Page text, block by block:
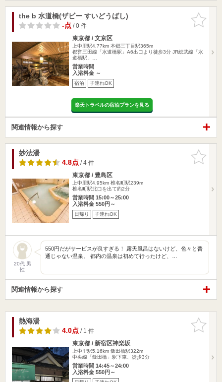
お気に入
りに追加
the b 水道橋(ザビー すいどうばし)
-点/ 0 件
東京都 / 文京区
上中里駅4.77km 本郷三丁目駅365m
都営三田線「水道橋駅」A6出口より徒歩3分 JR総武線「水
道橋駅」…
営業時間
入浴料金 ～
宿泊 子連れOK
楽天トラベルの宿泊プランを見る
関連情報から探す
お気に入
りに追加
妙法湯
4.8点/ 4 件
東京都 / 豊島区
上中里駅4.95km 椎名町駅239m
椎名町駅北口を出て約2分
営業時間 15:00～25:00
入浴料金 550円～
日帰り 子連れOK
20代 男
性
550円だがサービスが良すぎる！ 露天風呂はないけど、色々と普
通じゃない温泉。 都内の温泉は初めて行ったけど、…
関連情報から探す
お気に入
りに追加
熱海湯
4.0点/ 1 件
東京都 / 新宿区神楽坂
上中里駅5.16km 飯田橋駅322m
中央線「飯田橋」駅下車、徒歩3分
営業時間 14:45～24:00
入浴料金 550円～